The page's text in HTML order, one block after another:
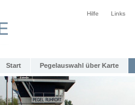
Hilfe Links
Start Pegelauswahl über Karte